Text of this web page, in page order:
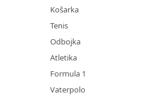
Košarka
Tenis
Odbojka
Atletika
Formula 1
Vaterpolo